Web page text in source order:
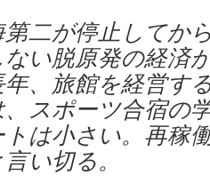
二が停止してか
い脱原発の経済
年、旅館を経営す
スポーツ合宿の
は小さい。再稼
い切る。